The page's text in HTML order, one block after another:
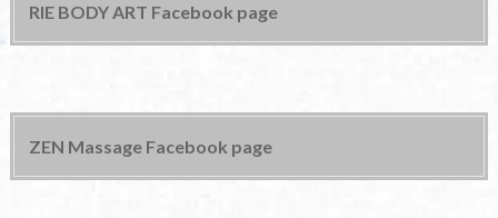
RIE BODY ART Facebook page
ZEN Massage Facebook page